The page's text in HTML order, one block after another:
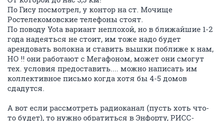
По Гису посмотрел, у контор на ст. Мочище
Ростелекомовские телефоны стоят.
По поводу Yota вариант неплохой, но в ближайшие 1-2
года надеяться не стоит, им тоже надо будет
арендовать волокна и ставить вышки поближе к нам,
НО !! они работают с Мегафоном, может они смогут
тех. условия предоставить.... можно написать им
коллективное письмо когда хотя бы 4-5 домов
сдадутся.
А вот если рассмотреть радиоканал (пусть хоть что-
то будет), то нужно обратиться в Энфорту, РИСС-